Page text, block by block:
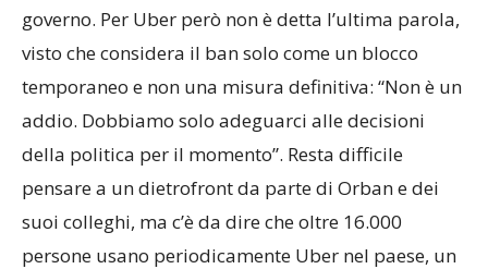
governo. Per Uber però non è detta l’ultima parola,
visto che considera il ban solo come un blocco
temporaneo e non una misura definitiva: “Non è un
addio. Dobbiamo solo adeguarci alle decisioni
della politica per il momento”. Resta difficile
pensare a un dietrofront da parte di Orban e dei
suoi colleghi, ma c’è da dire che oltre 16.000
persone usano periodicamente Uber nel paese, un